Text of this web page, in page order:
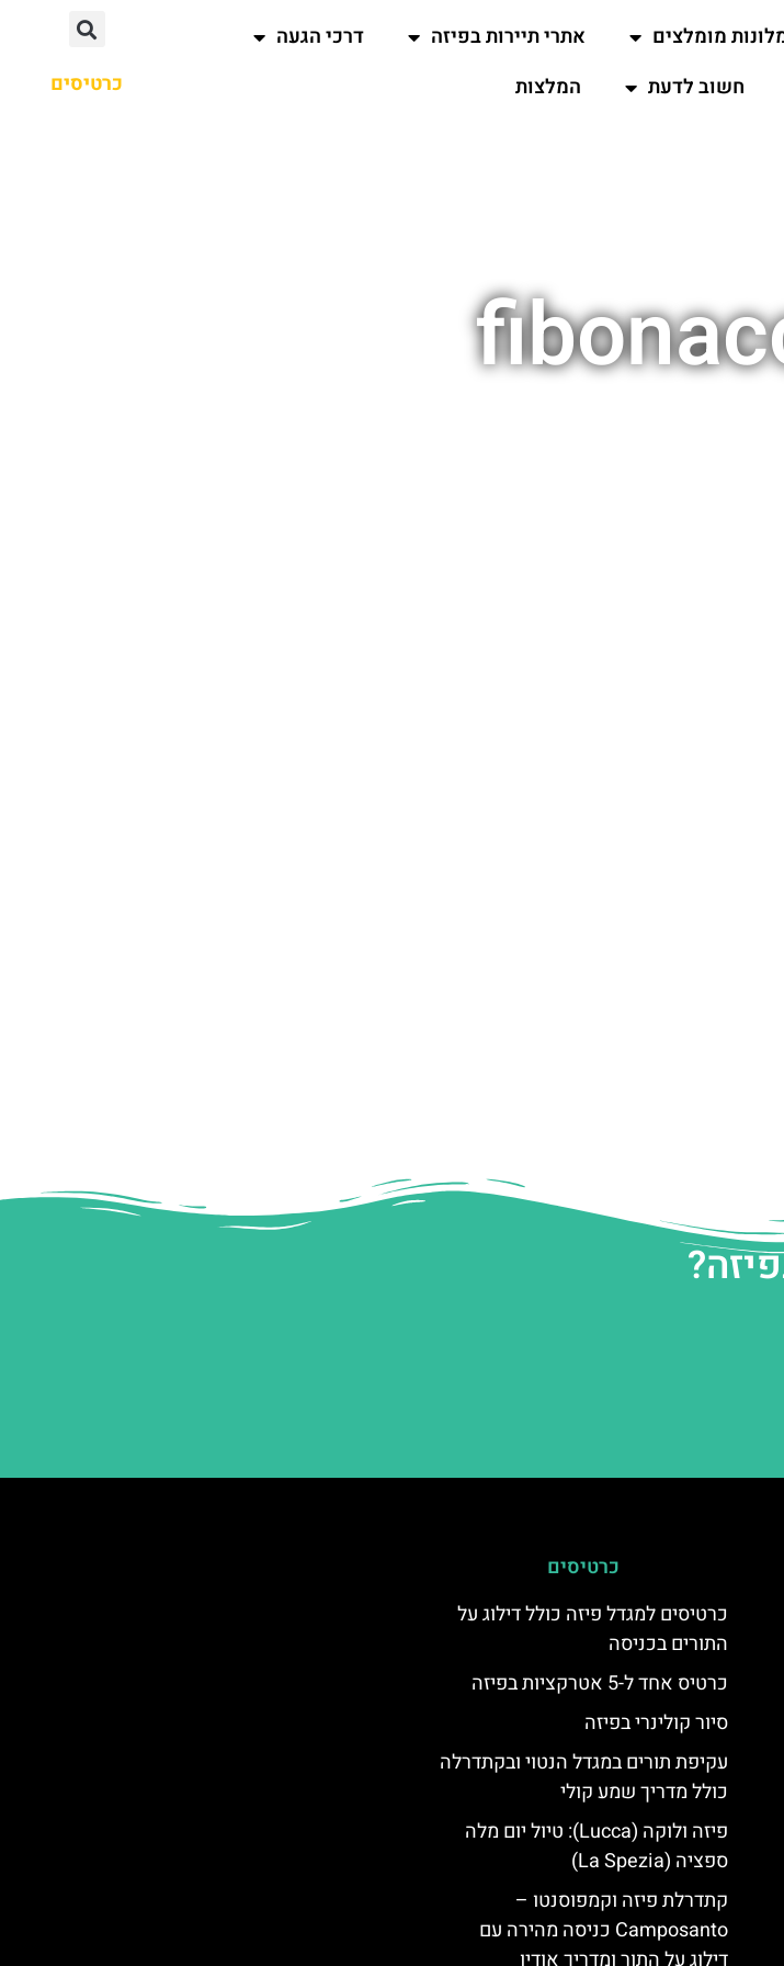
מומלצים אתרי תיירות בפיזה
דרכי הגעה
חשוב לדעת המלצות כרטיסים
כרטיסים
כרטיסים למגדל פיזה כולל דילוג על
התורים בכניסה
כרטיס אחד ל-5 אטרקציות בפיזה
סיור קולינרי בפיזה
עקיפת תורים במגדל הנטוי ובקתדרלה
כולל מדריך שמע קולי
פיזה ולוקה (Lucca): טיול יום מלה
ספציה (La Spezia)
קתדרלת פיזה וקמפוסנטו –
Camposanto כניסה מהירה עם